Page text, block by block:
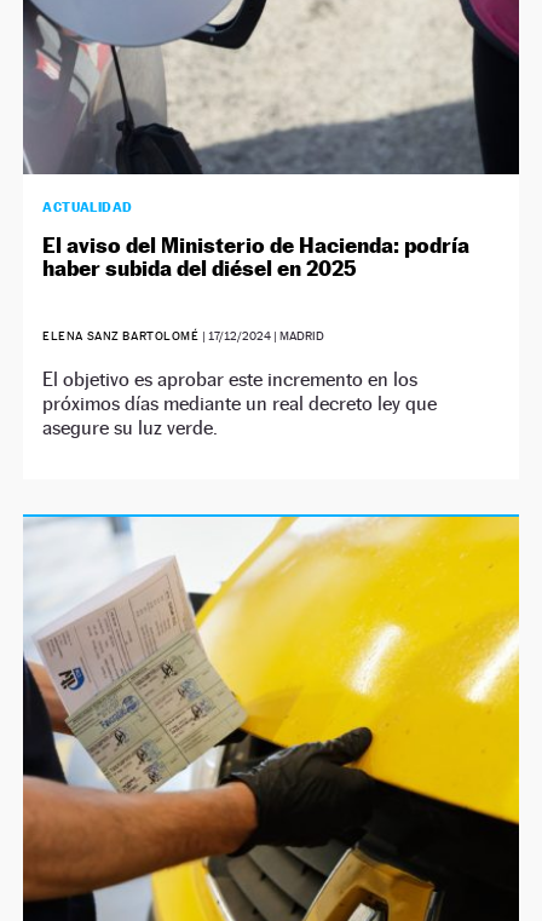
ACTUALIDAD
El aviso del Ministerio de Hacienda: podría
haber subida del diésel en 2025
ELENA SANZ BARTOLOMÉ | 17/12/2024| MADRID
El objetivo es aprobar este incremento en los
próximos días mediante un real decreto ley que
asegure su luz verde.